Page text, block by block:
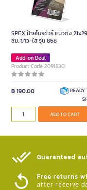
SPEX ป้ายโบรชัวร์ แนวตั้ง
ซม. ขาว-ใส รุ่น 868
Add-on Deal
Product Code 2091830
฿ 190.00
READY
ADD TO CART
Guaranteed
Free returns
after receive